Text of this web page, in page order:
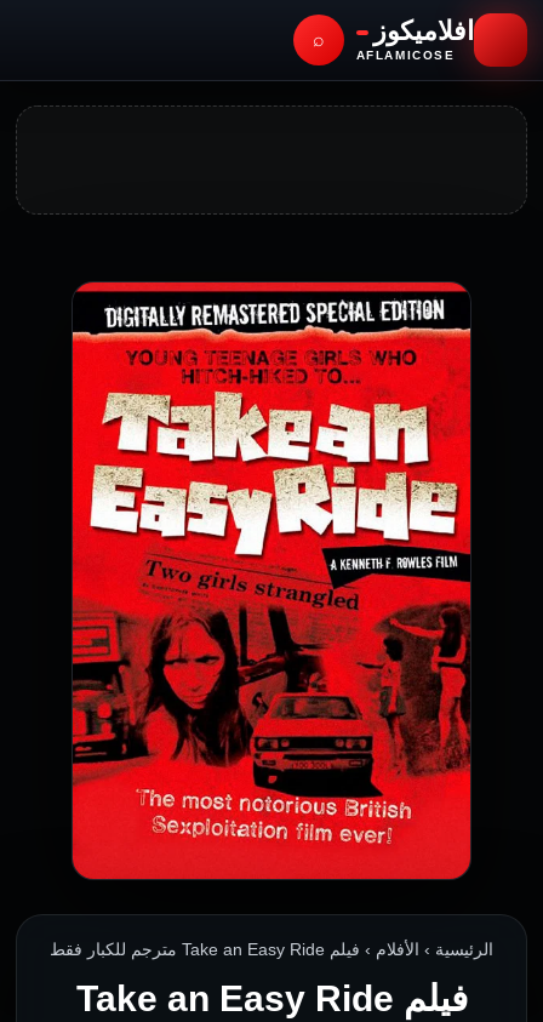
افلاميكوز
AFLAMICOSE
⌕
الرئيسية › الأفلام › فيلم Take an Easy Ride مترجم للكبار فقط
فيلم Take an Easy Ride